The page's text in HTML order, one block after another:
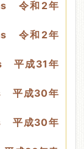
令和2年
令和2年
平成31年
平成30年
平成30年